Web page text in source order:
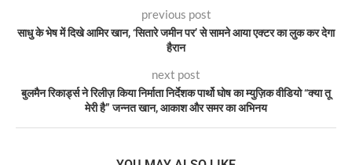
previous post
साधु के भेष में दिखे आमिर खान, ‘सितारे जमीन पर’ से सामने आया एक्टर का लुक कर देगा
हैरान
next post
बुलमैन रिकार्ड्स ने रिलीज़ किया निर्माता निर्देशक पार्थो घोष का म्युज़िक वीडियो “क्या तू
मेरी है” जन्नत खान, आकाश और समर का अभिनय